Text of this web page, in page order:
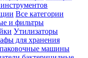
Все категории
и фильтры
Утилизаторы
для хранения
машины